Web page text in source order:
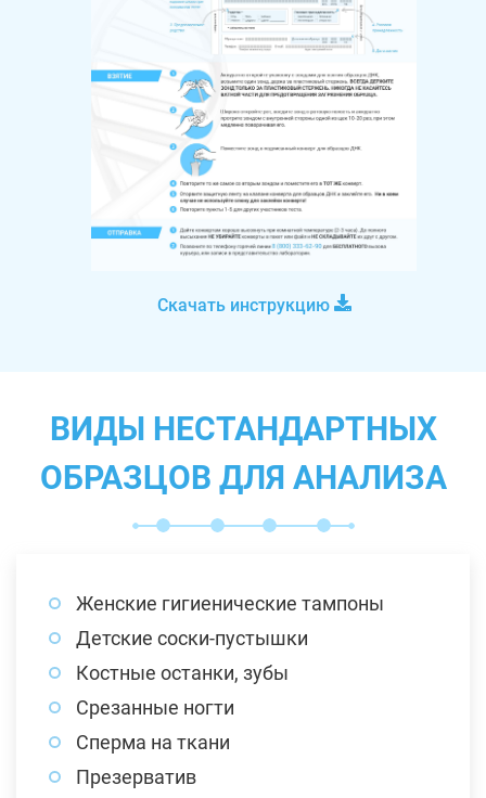
Скачать инструкцию
ВИДЫ НЕСТАНДАРТНЫХ
ОБРАЗЦОВ ДЛЯ АНАЛИЗА
Женские гигиенические тампоны
Детские соски-пустышки
Костные останки, зубы
Срезанные ногти
Сперма на ткани
Презерватив